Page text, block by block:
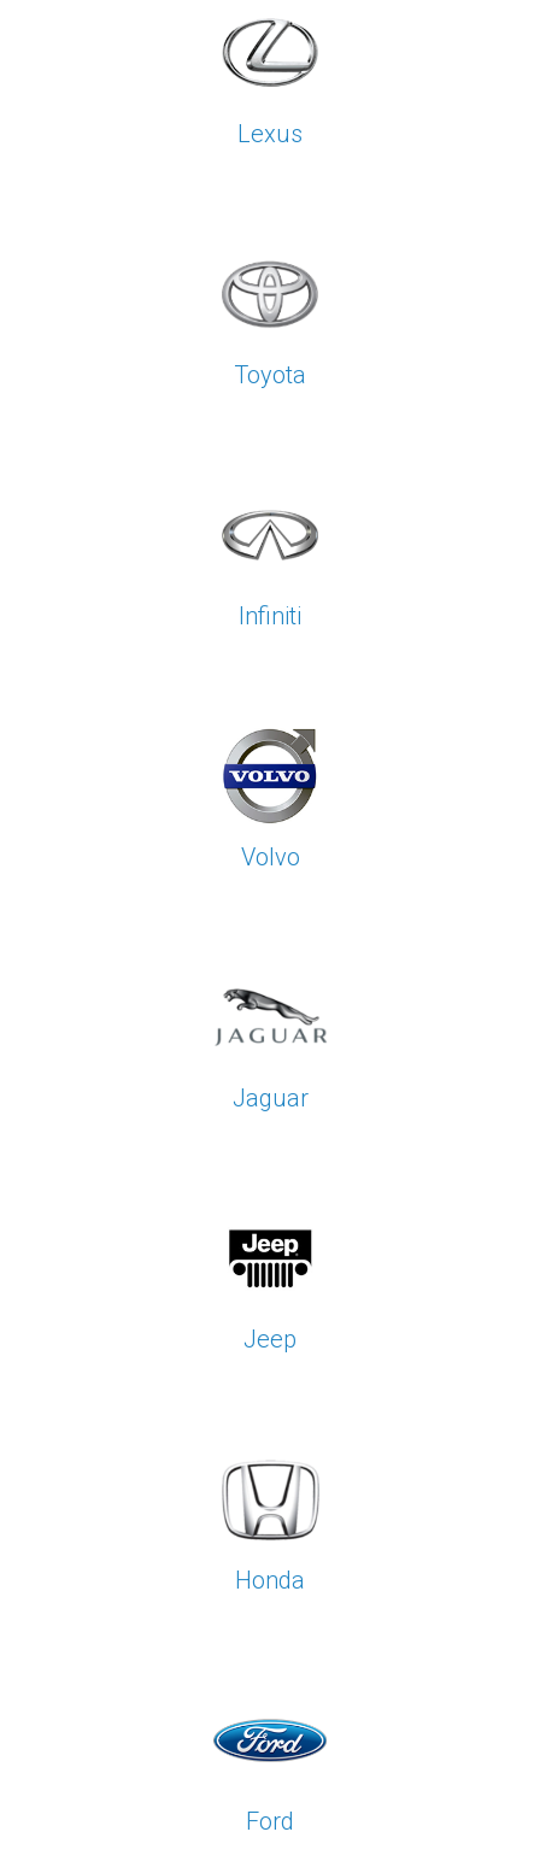
Lexus
Toyota
Infiniti
Volvo
Jaguar
Jeep
Honda
Ford